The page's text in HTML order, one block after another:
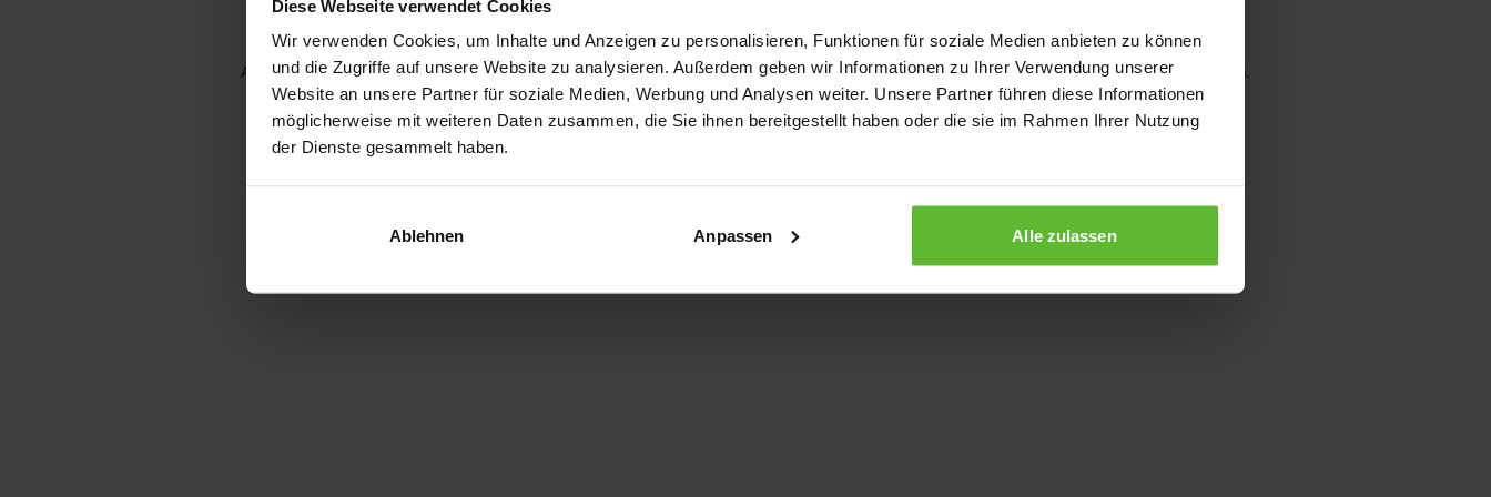
Diese Webseite verwendet Cookies
Wir verwenden Cookies, um Inhalte und Anzeigen zu personalisieren, Funktionen für soziale Medien anbieten zu können
und die Zugriffe auf unsere Website zu analysieren. Außerdem geben wir Informationen zu Ihrer Verwendung unserer
Website an unsere Partner für soziale Medien, Werbung und Analysen weiter. Unsere Partner führen diese Informationen
möglicherweise mit weiteren Daten zusammen, die Sie ihnen bereitgestellt haben oder die sie im Rahmen Ihrer Nutzung
der Dienste gesammelt haben.
Ablehnen Anpassen Alle zulassen
Application error: a client-side exception has occurred while loading www.kurzwego.de (see the browser console for more information).